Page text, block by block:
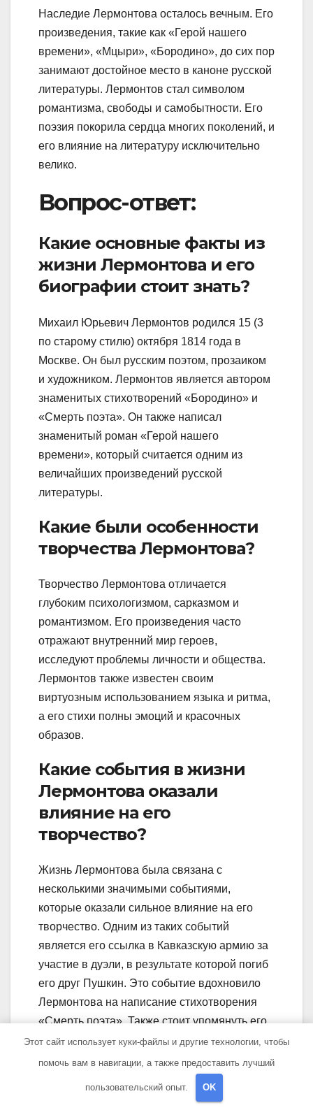
Наследие Лермонтова осталось вечным. Его
произведения, такие как «Герой нашего
времени», «Мцыри», «Бородино», до сих пор
занимают достойное место в каноне русской
литературы. Лермонтов стал символом
романтизма, свободы и самобытности. Его
поэзия покорила сердца многих поколений, и
его влияние на литературу исключительно
велико.
Вопрос-ответ:
Какие основные факты из
жизни Лермонтова и его
биографии стоит знать?
Михаил Юрьевич Лермонтов родился 15 (3
по старому стилю) октября 1814 года в
Москве. Он был русским поэтом, прозаиком
и художником. Лермонтов является автором
знаменитых стихотворений «Бородино» и
«Смерть поэта». Он также написал
знаменитый роман «Герой нашего
времени», который считается одним из
величайших произведений русской
литературы.
Какие были особенности
творчества Лермонтова?
Творчество Лермонтова отличается
глубоким психологизмом, сарказмом и
романтизмом. Его произведения часто
отражают внутренний мир героев,
исследуют проблемы личности и общества.
Лермонтов также известен своим
виртуозным использованием языка и ритма,
а его стихи полны эмоций и красочных
образов.
Какие события в жизни
Лермонтова оказали
влияние на его
творчество?
Жизнь Лермонтова была связана с
несколькими значимыми событиями,
которые оказали сильное влияние на его
творчество. Одним из таких событий
является его ссылка в Кавказскую армию за
участие в дуэли, в результате которой погиб
его друг Пушкин. Это событие вдохновило
Лермонтова на написание стихотворения
«Смерть поэта». Также стоит упомянуть его
поездки по Кавказу, где он участвовал в
военных действиях и нашел вдохновение
для написания своих героических
Этот сайт использует куки-файлы и другие технологии, чтобы
помочь вам в навигации, а также предоставить лучший
пользовательский опыт. OK